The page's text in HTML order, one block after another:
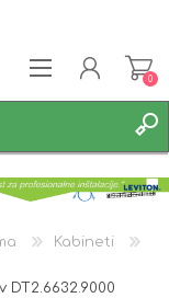
0
Kabineti
DT2.6632.9000